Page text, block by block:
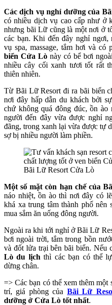
Các dịch vụ nghỉ dưỡng của
có nhiều dịch vụ cao cấp như ở
nhưng bãi Lữ cũng là một nơi ở
các bạn. Khi đến đây nghỉ
vụ spa, massage, tắm hơi và có
biển Cửa Lònày có bể bơi
nhiều cây cối xanh tươi tốt rất
thiên nhiên.
Từ Bãi Lữ Resort đi ra bãi biển
nơi đây hấp dẫn du khách bởi
chứ không quá đông đúc, ồn
người đến đây vừa được nghỉ
đãng, trong xanh lại vừa được tự
sợ bị nhiều người làm phiền.
Bãi Lữ Resort Cửa Lò
Một số mặt còn hạn chế của
náo nhiệt, ồn ào thì nơi đây có
khá xa trung tâm thành phố
mua sắm ăn uống đông người.
Ngoài ra khi tới nghỉ ở Bãi Lữ
bơi ngoài trời, tắm trong bồn
và đốt lửa trại bên bãi biển. Nếu
Lò du lịch thì các bạn có thể
dừng chân.
=> Các bạn có thể xem thêm
trí, giá phòng của Bãi Lữ
dưỡng ở Cửa Lò tốt nhất.